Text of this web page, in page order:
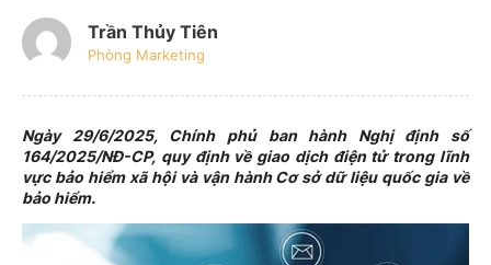
Trần Thủy Tiên
Phòng Marketing
Ngày 29/6/2025, Chính phủ ban hành Nghị định số
164/2025/NĐ-CP, quy định về giao dịch điện tử trong lĩnh
vực bảo hiểm xã hội và vận hành Cơ sở dữ liệu quốc gia về
bảo hiểm.